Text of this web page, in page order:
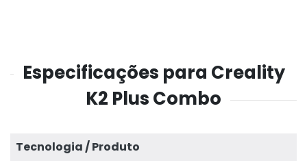
Especificações para Creality
K2 Plus Combo
Tecnologia / Produto